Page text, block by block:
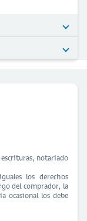
escrituras, notariado
los derechos
del comprador, la
ocasional los debe